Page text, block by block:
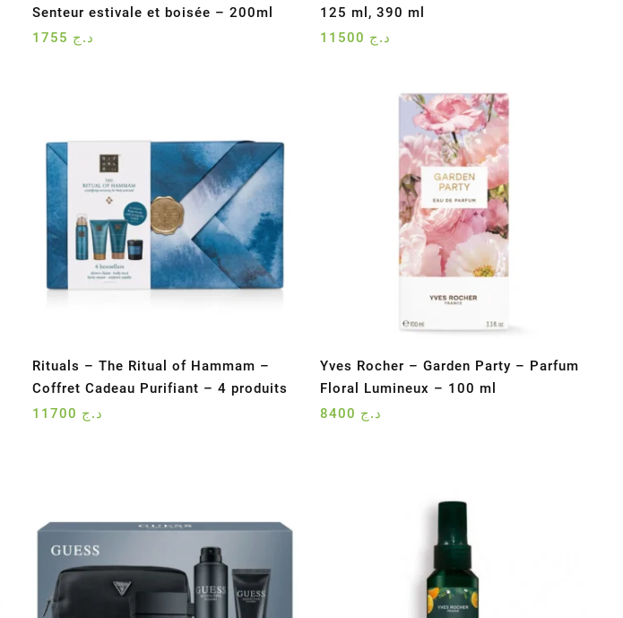
Senteur estivale et boisée – 200ml
د.ج
125 ml, 390 ml
د.ج
Rituals – The Ritual of Hammam –
Coffret Cadeau Purifiant – 4 produits
د.ج
Yves Rocher – Garden Party – Parfum
Floral Lumineux – 100 ml
د.ج